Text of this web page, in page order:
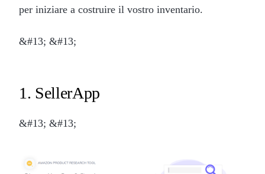
per iniziare a costruire il vostro inventario.
&#13; &#13;
1. SellerApp
&#13; &#13;